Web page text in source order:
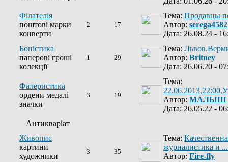
Філателія
поштові марки
конверти
2 17
Тема:Продавцы
Автор:serega4582
Дата: 26.08.24 -
Боністика
паперові гроші
колекції
1 29
Тема:
Автор:Britney
Дата: 26.06.20 -
Фалеристика
ордени медалі
значки
3 19
Тема:
Автор:МАЛЫШ
Дата: 26.05.22 -
Антикваріат
Живопис
картини
художники
3 35
Тема:
журналистика и
Автор:Fire-fly